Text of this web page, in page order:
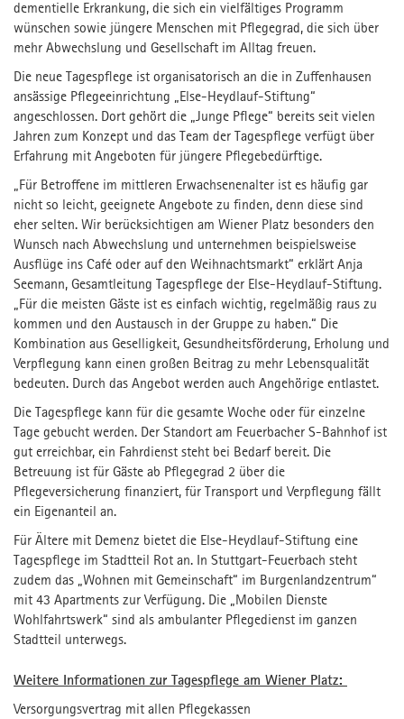
dementielle Erkrankung, die sich ein vielfältiges Programm
wünschen sowie jüngere Menschen mit Pflegegrad, die sich über
mehr Abwechslung und Gesellschaft im Alltag freuen.
Die neue Tagespflege ist organisatorisch an die in Zuffenhausen
ansässige Pflegeeinrichtung „Else-Heydlauf-Stiftung“
angeschlossen. Dort gehört die „Junge Pflege“ bereits seit vielen
Jahren zum Konzept und das Team der Tagespflege verfügt über
Erfahrung mit Angeboten für jüngere Pflegebedürftige.
„Für Betroffene im mittleren Erwachsenenalter ist es häufig gar
nicht so leicht, geeignete Angebote zu finden, denn diese sind
eher selten. Wir berücksichtigen am Wiener Platz besonders den
Wunsch nach Abwechslung und unternehmen beispielsweise
Ausflüge ins Café oder auf den Weihnachtsmarkt“ erklärt Anja
Seemann, Gesamtleitung Tagespflege der Else-Heydlauf-Stiftung.
„Für die meisten Gäste ist es einfach wichtig, regelmäßig raus zu
kommen und den Austausch in der Gruppe zu haben.“ Die
Kombination aus Geselligkeit, Gesundheitsförderung, Erholung und
Verpflegung kann einen großen Beitrag zu mehr Lebensqualität
bedeuten. Durch das Angebot werden auch Angehörige entlastet.
Die Tagespflege kann für die gesamte Woche oder für einzelne
Tage gebucht werden. Der Standort am Feuerbacher S-Bahnhof ist
gut erreichbar, ein Fahrdienst steht bei Bedarf bereit. Die
Betreuung ist für Gäste ab Pflegegrad 2 über die
Pflegeversicherung finanziert, für Transport und Verpflegung fällt
ein Eigenanteil an.
Für Ältere mit Demenz bietet die Else-Heydlauf-Stiftung eine
Tagespflege im Stadtteil Rot an. In Stuttgart-Feuerbach steht
zudem das „Wohnen mit Gemeinschaft“ im Burgenlandzentrum“
mit 43 Apartments zur Verfügung. Die „Mobilen Dienste
Wohlfahrtswerk“ sind als ambulanter Pflegedienst im ganzen
Stadtteil unterwegs.
Weitere Informationen zur Tagespflege am Wiener Platz:
Versorgungsvertrag mit allen Pflegekassen